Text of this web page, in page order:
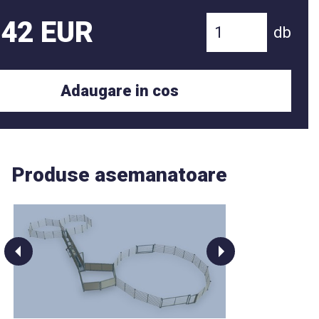
EUR db
Adaugare in cos
Produse asemanatoare